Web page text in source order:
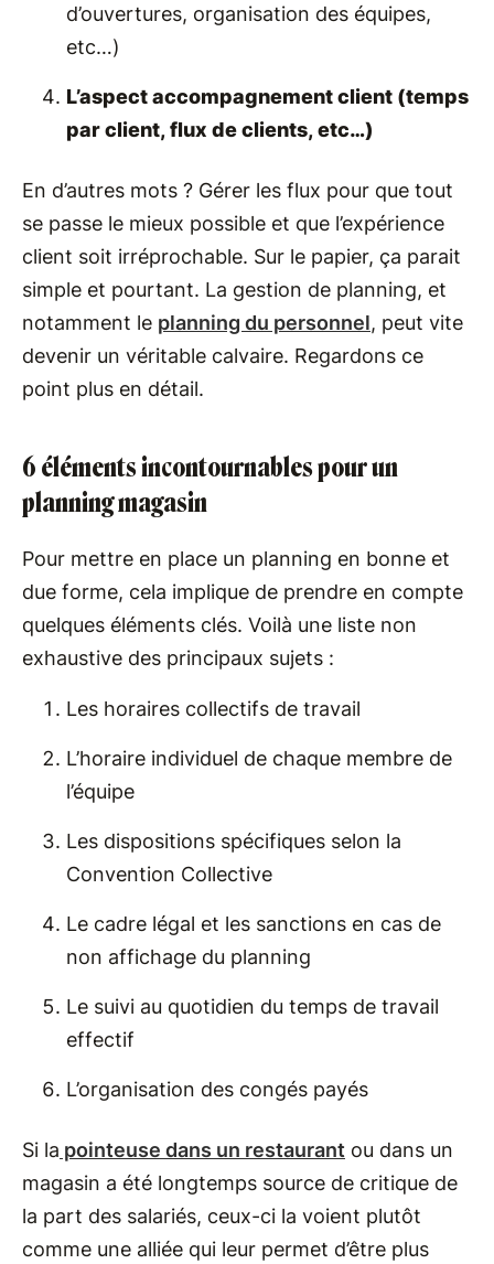
d’ouvertures, organisation des équipes,
etc…)
L’aspect accompagnement client (temps
par client, flux de clients, etc…)
En d’autres mots ? Gérer les flux pour que tout
se passe le mieux possible et que l’expérience
client soit irréprochable. Sur le papier, ça parait
simple et pourtant. La gestion de planning, et
notamment le planning du personnel, peut vite
devenir un véritable calvaire. Regardons ce
point plus en détail.
6 éléments incontournables pour un
planning magasin
Pour mettre en place un planning en bonne et
due forme, cela implique de prendre en compte
quelques éléments clés. Voilà une liste non
exhaustive des principaux sujets :
Les horaires collectifs de travail
L’horaire individuel de chaque membre de
l’équipe
Les dispositions spécifiques selon la
Convention Collective
Le cadre légal et les sanctions en cas de
non affichage du planning
Le suivi au quotidien du temps de travail
effectif
L’organisation des congés payés
Si la pointeuse dans un restaurant ou dans un
magasin a été longtemps source de critique de
la part des salariés, ceux-ci la voient plutôt
comme une alliée qui leur permet d’être plus